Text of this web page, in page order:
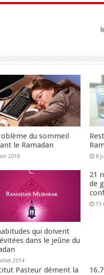
du sommeil
le Ramadan
2016 8
qui doivent
dans le jeûne du
2014
21
de
15
Pasteur dément la